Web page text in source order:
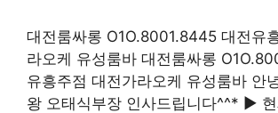
대전룸싸롱 O1O.8001.8445 대전유
라오케 유성룸바 대전룸싸롱
유흥주점 대전가라오케 유성룸바 안
왕 오태식부장 인사드립니다^^* ▶